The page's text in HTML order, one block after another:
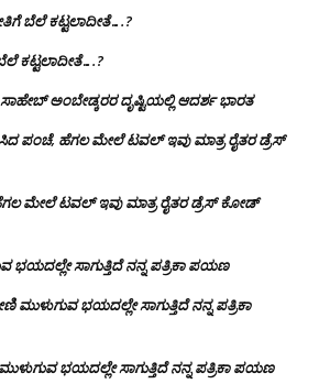
ಬೆಲೆ ಕಟ್ಟಲಾದೀತೆ….?
ಕಟ್ಟಲಾದೀತೆ….?
ಅಂಬೇಡ್ಕರರ ದೃಷ್ಟಿಯಲ್ಲಿ ಆದರ್ಶ ಭಾರತ
ಪಂಚೆ, ಹೆಗಲ ಮೇಲೆ ಟವಲ್‌ ಇವು ಮಾತ್ರ ರೈತರ ಡ್ರೆಸ್‌
ಮೇಲೆ ಟವಲ್‌ ಇವು ಮಾತ್ರ ರೈತರ ಡ್ರೆಸ್‌ ಕೋಡ್
ಭಯದಲ್ಲೇ ಸಾಗುತ್ತಿದೆ ನನ್ನ ಪತ್ರಿಕಾ ಪಯಣ
ಮುಳುಗುವ ಭಯದಲ್ಲೇ ಸಾಗುತ್ತಿದೆ ನನ್ನ ಪತ್ರಿಕಾ
ಭಯದಲ್ಲೇ ಸಾಗುತ್ತಿದೆ ನನ್ನ ಪತ್ರಿಕಾ ಪಯಣ